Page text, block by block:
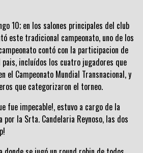
10; en los salones principales del club
este tradicional campeonato, uno de los
contó con la participacion de
incluídos los cuatro jugadores que
el Campeonato Mundial Transnacional, y
que categorizaron el torneo.
fue impecable!, estuvo a cargo de la
por la Srta. Candelaria Reynoso, las dos